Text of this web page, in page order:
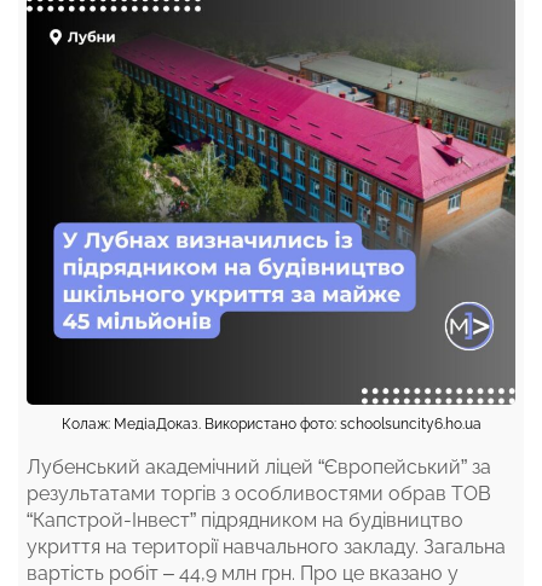
Колаж: МедіаДоказ. Використано фото: schoolsuncity6.ho.ua
Лубенський академічний ліцей “Європейський” за
результатами торгів з особливостями обрав ТОВ
“Капстрой-Інвест” підрядником на будівництво
укриття на території навчального закладу. Загальна
вартість робіт – 44,9 млн грн. Про це вказано у